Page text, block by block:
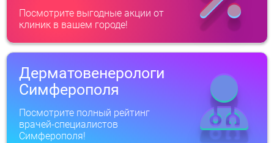
Посмотрите выгодные акции от
клиник в вашем городе!
Дерматовенерологи
Симферополя
Посмотрите полный рейтинг
врачей-специалистов
Симферополя!